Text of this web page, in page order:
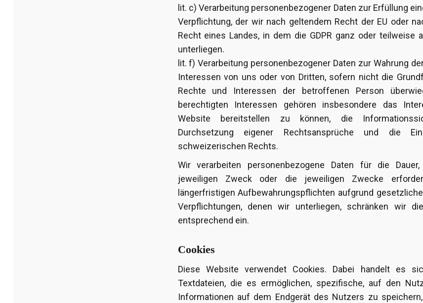
lit. c) Verarbeitung personenbezogener Daten zur Erfüllung
Verpflichtung, der wir nach geltendem Recht der EU oder
Recht eines Landes, in dem die GDPR ganz oder teilweise
unterliegen.
lit. f) Verarbeitung personenbezogener Daten zur Wahrung
Interessen von uns oder von Dritten, sofern nicht die
Rechte und Interessen der betroffenen Person
berechtigten Interessen gehören insbesondere das
Website bereitstellen zu können, die
Durchsetzung eigener Rechtsansprüche und die
schweizerischen Rechts.
Wir verarbeiten personenbezogene Daten für die
jeweiligen Zweck oder die jeweiligen Zwecke
längerfristigen Aufbewahrungspflichten aufgrund
Verpflichtungen, denen wir unterliegen, schränken wir
entsprechend ein.
Cookies
Diese Website verwendet Cookies. Dabei handelt es
Textdateien, die es ermöglichen, spezifische, auf den
Informationen auf dem Endgerät des Nutzers zu